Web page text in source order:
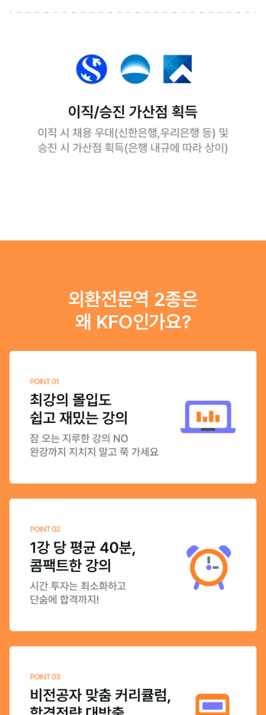
외환전문역 2종은
왜 KFO인가요?